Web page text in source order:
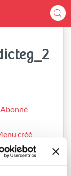
créé